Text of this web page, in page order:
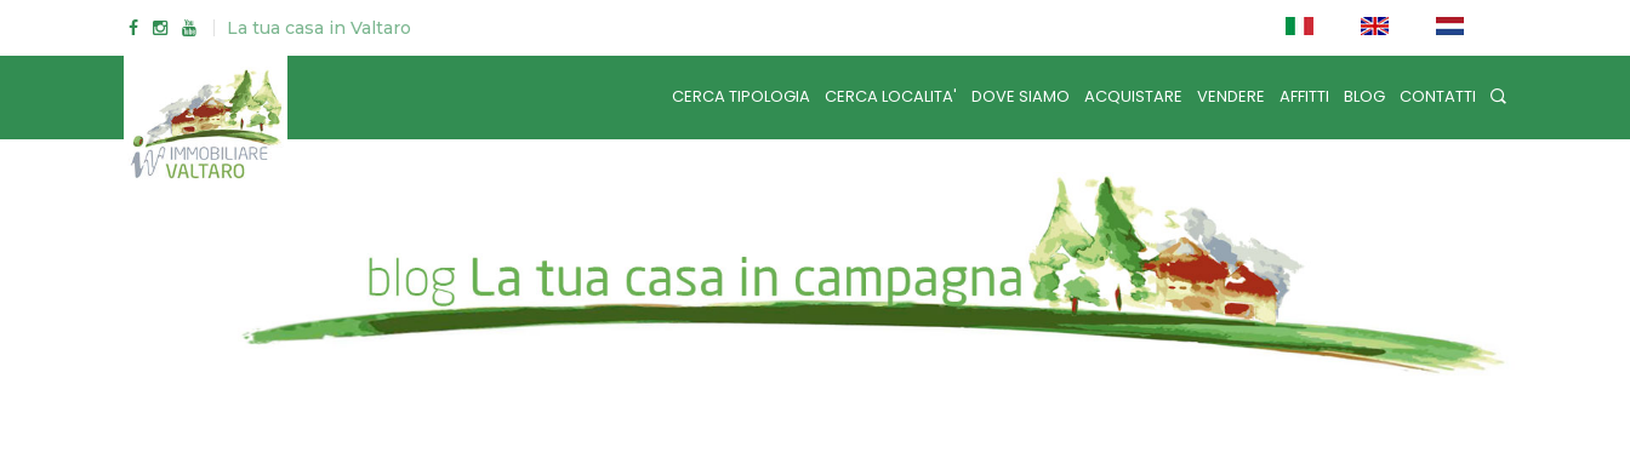
La tua casa in Valtaro
CERCA TIPOLOGIA CERCA LOCALITA' DOVE SIAMO ACQUISTARE VENDERE AFFITTI BLOG CONTATTI